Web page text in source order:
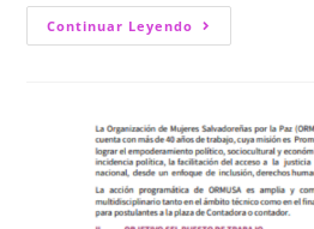
Continuar Leyendo